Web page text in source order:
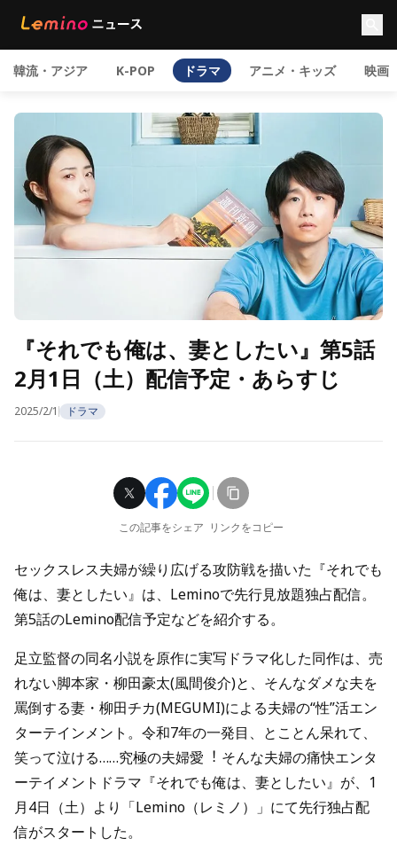
韓流・アジア K-POP ドラマ アニメ・キッズ 映画
『それでも俺は、妻としたい』第5話
2月1日（土）配信予定・あらすじ
2025/2/1 ドラマ
この記事をシェア リンクをコピー
セックスレス夫婦が繰り広げる攻防戦を描いた『それでも
俺は、妻としたい』は、Leminoで先行見放題独占配信。
第5話のLemino配信予定などを紹介する。
足立監督の同名小説を原作に実写ドラマ化した同作は、売
れない脚本家・柳田豪太(⾵間俊介)と、そんなダメな夫を
罵倒する妻・柳田チカ(MEGUMI)による夫婦の“性”活エン
ターテインメント。令和7年の⼀発⽬、とことん呆れて、
笑って泣ける……究極の夫婦愛︕ そんな夫婦の痛快エンタ
ーテイメントドラマ『それでも俺は、妻としたい』が、1
月4日（土）より「Lemino（レミノ）」にて先行独占配
信がスタートした。